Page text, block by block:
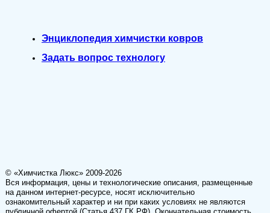
Энциклопедия химчистки ковров
Задать вопрос технологу
© «Химчистка Люкс» 2009-2026
Вся информация, цены и технологические описания, размещенные
на данном интернет-ресурсе, носят исключительно
ознакомительный характер и ни при каких условиях не являются